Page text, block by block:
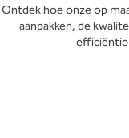
Ontdek hoe onze op
aanpakken, de
efficiëntie